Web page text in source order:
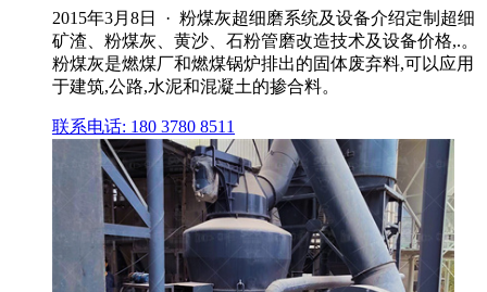
2015年3月8日 · 粉煤灰超细磨系统及设备介绍定制超细
矿渣、粉煤灰、黄沙、石粉管磨改造技术及设备价格,.。
粉煤灰是燃煤厂和燃煤锅炉排出的固体废弃料,可以应用
于建筑,公路,水泥和混凝土的掺合料。
联系电话: 180 3780 8511